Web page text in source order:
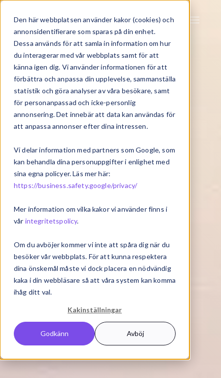
Den här webbplatsen använder kakor (cookies) och
annonsidentifierare som sparas på din enhet.
Dessa används för att samla in information om hur
du interagerar med vår webbplats samt för att
känna igen dig. Vi använder informationen för att
förbättra och anpassa din upplevelse, sammanställa
statistik och göra analyser av våra besökare, samt
för personanpassad och icke-personlig
annonsering. Det innebär att data kan användas för
att anpassa annonser efter dina intressen.
Vi delar information med partners som Google, som
kan behandla dina personuppgifter i enlighet med
sina egna policyer. Läs mer här:
https://business.safety.google/privacy/
Mer information om vilka kakor vi använder finns i
vår integritetspolicy.
Om du avböjer kommer vi inte att spåra dig när du
besöker vår webbplats. För att kunna respektera
dina önskemål måste vi dock placera en nödvändig
kaka i din webbläsare så att våra system kan komma
ihåg ditt val.
Kakinställningar
Godkänn Avböj